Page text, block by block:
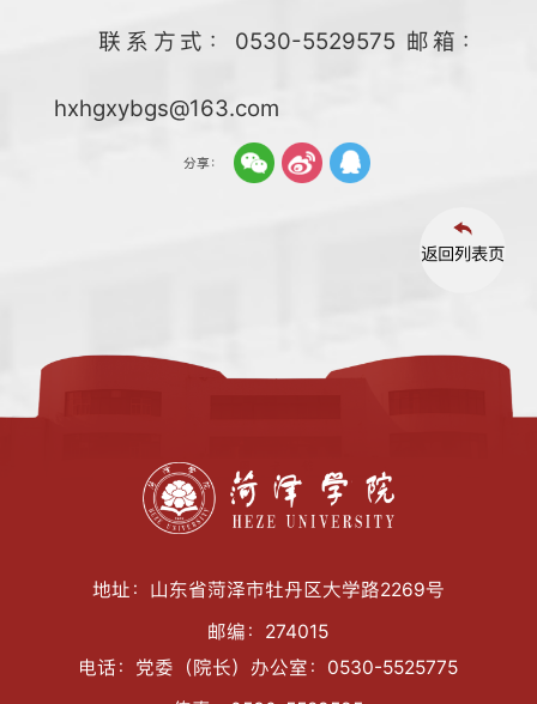
联系方式：0530-5529575 邮箱：
hxhgxybgs@163.com
分享：
返回列表页
地址：山东省菏泽市牡丹区大学路2269号
邮编：274015
电话：党委（院长）办公室：0530-5525775